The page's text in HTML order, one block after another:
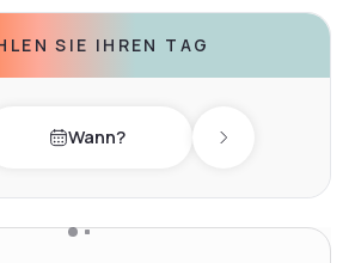
SIE IHREN TAG
day Wann? Next day